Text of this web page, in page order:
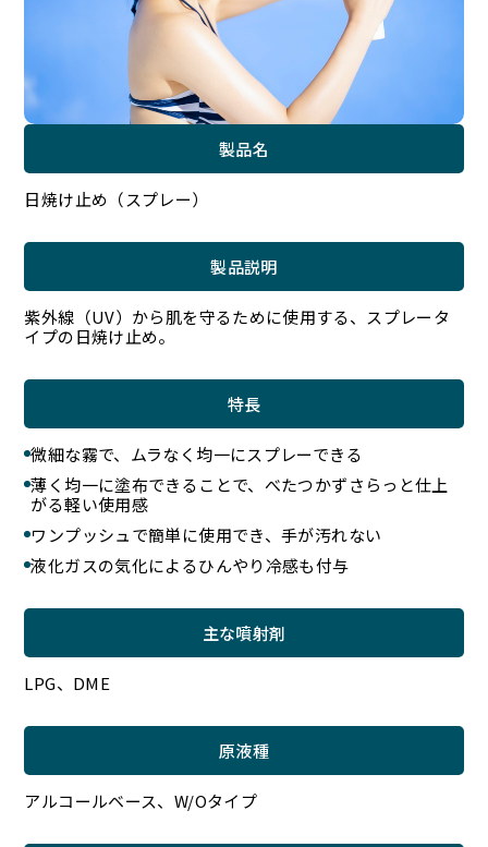
製品名
日焼け止め（スプレー）
製品説明
紫外線（UV）から肌を守るために使用する、スプレータ
イプの日焼け止め。
特長
微細な霧で、ムラなく均一にスプレーできる
薄く均一に塗布できることで、べたつかずさらっと仕上
がる軽い使用感
ワンプッシュで簡単に使用でき、手が汚れない
液化ガスの気化によるひんやり冷感も付与
主な噴射剤
LPG、DME
原液種
アルコールベース、W/Oタイプ